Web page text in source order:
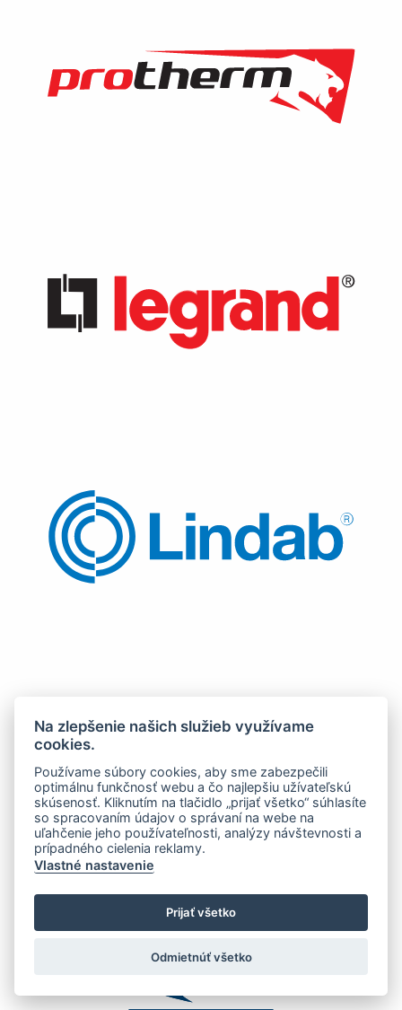
Na zlepšenie našich služieb využívame
cookies.
Používame súbory cookies, aby sme zabezpečili
optimálnu funkčnosť webu a čo najlepšiu užívateľskú
skúsenosť. Kliknutím na tlačidlo „prijať všetko“ súhlasíte
so spracovaním údajov o správaní na webe na
uľahčenie jeho používateľnosti, analýzy návštevnosti a
prípadného cielenia reklamy.
Vlastné nastavenie
Prijať všetko
Odmietnúť všetko